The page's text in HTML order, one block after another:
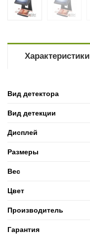
Характеристики
Вид детектора
Вид детекции
Дисплей
Размеры
Вес
Цвет
Производитель
Гарантия